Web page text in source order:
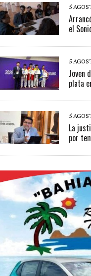
5
el
5
Joven
plata
5
La
por